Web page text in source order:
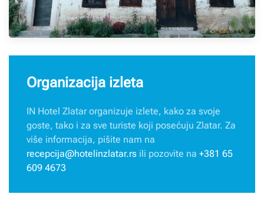
Organizacija izleta
IN Hotel Zlatar organizuje izlete, kako za svoje
goste, tako i za sve turiste koji posećuju Zlatar. Za
više informacija, pišite nam na
recepcija@hotelinzlatar.rs ili pozovite na +381 65
609 4673